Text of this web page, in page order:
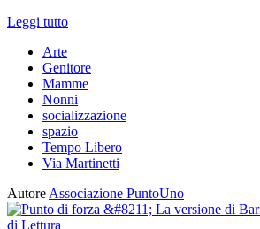
Leggi tutto
Arte
Genitore
Mamme
Nonni
socializzazione
spazio
Tempo Libero
Via Martinetti
Autore Associazione PuntoUno